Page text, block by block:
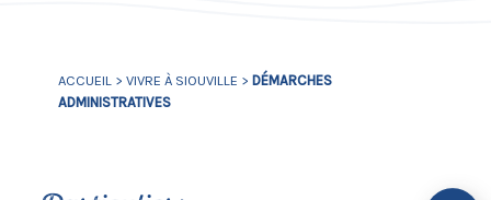
ACCUEIL > VIVRE À SIOUVILLE > DÉMARCHES
ADMINISTRATIVES